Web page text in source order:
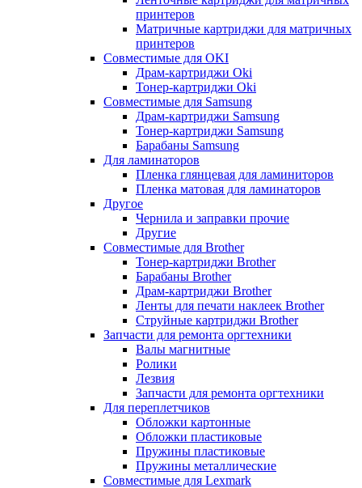
принтеров
Матричные картриджи для матричных
принтеров
Совместимые для OKI
Драм-картриджи Oki
Тонер-картриджи Oki
Совместимые для Samsung
Драм-картриджи Samsung
Тонер-картриджи Samsung
Барабаны Samsung
Для ламинаторов
Пленка глянцевая для ламиниторов
Пленка матовая для ламинаторов
Другое
Чернила и заправки прочие
Другие
Совместимые для Brother
Тонер-картриджи Brother
Барабаны Brother
Драм-картриджи Brother
Ленты для печати наклеек Brother
Струйные картриджи Brother
Запчасти для ремонта оргтехники
Валы магнитные
Ролики
Лезвия
Запчасти для ремонта оргтехники
Для переплетчиков
Обложки картонные
Обложки пластиковые
Пружины пластиковые
Пружины металлические
Совместимые для Lexmark